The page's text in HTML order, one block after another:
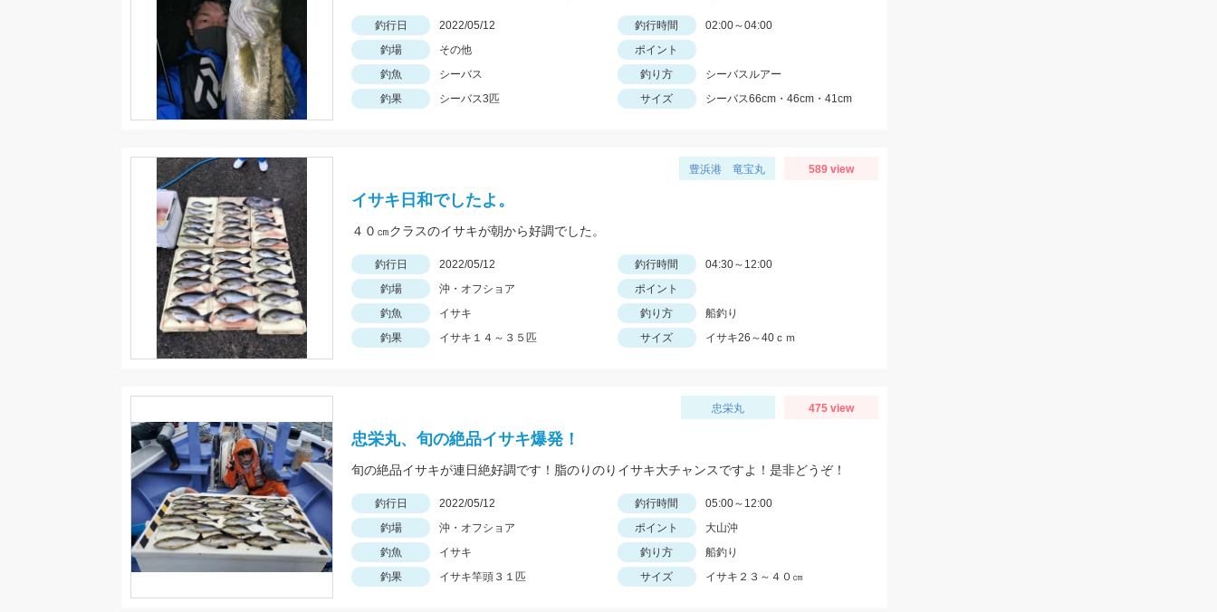
釣行日 2022/05/12 釣行時間
02:00～04:00
釣場
その他
ポイント
釣魚
シーバス 釣り方
シーバスルアー
釣果
シーバス3匹 サイズ シーバス66cm・46cm・41cm
豊浜港 竜宝丸 589 view
イサキ日和でしたよ。
４０㎝クラスのイサキが朝から好調でした。
釣行日 2022/05/12 釣行時間
04:30～12:00
釣場
沖・オフショア
ポイント
釣魚
イサキ 釣り方
船釣り
釣果
イサキ１４～３５匹 サイズ イサキ26～40ｃｍ
忠栄丸 475 view
忠栄丸、旬の絶品イサキ爆発！
旬の絶品イサキが連日絶好調です！脂のりのりイサキ大チャンスですよ！是非どうぞ！
釣行日 2022/05/12 釣行時間
05:00～12:00
釣場
沖・オフショア ポイント
大山沖
釣魚
イサキ 釣り方
船釣り
釣果
イサキ竿頭３１匹 サイズ イサキ２３～４０㎝